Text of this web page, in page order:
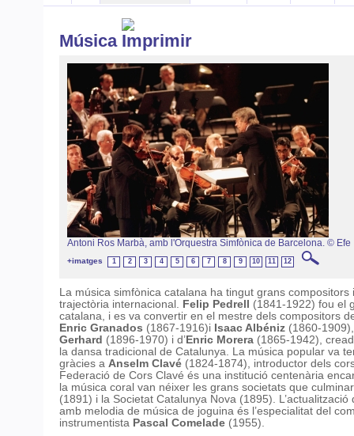
Música
Antoni Ros Marbà, amb l'Orquestra Simfònica de Barcelona. © Efe
+imatges 1 2 3 4 5 6 7 8 9 10 11 12
La música simfònica catalana ha tingut grans
trajectòria internacional. Felip Pedrell
(1841-1922) fou el
catalana, i es va convertir en el mestre dels compositors
Enric Granados (1867-1916)i Isaac Albéniz (1860-
Gerhard (1896-1970) i d’ Enric Morera (1865-1942),
la dansa tradicional de Catalunya. La música popular va
gràcies a Anselm Clavé (1824-1874), introductor dels
Federació de Cors Clavé és una institució centenària
la música coral van néixer les grans societats que
(1891) i la Societat Catalunya Nova (1895).
amb melodia de música de joguina és l’especialitat del
instrumentista Pascal Comelade (1955).